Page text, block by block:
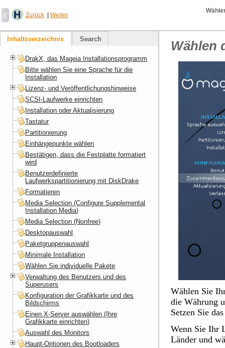
Zurück Weiter
Wählen
Wählen Sie
die Währung
Setzen Sie
Wenn Sie Ihr
Länder und
Inhaltsverzeichnis Search
DrakX, das Mageia Installationsprogramm
Bitte wählen Sie eine Sprache für die
Installation
Lizenz- und Veröffentlichungshinweise
SCSI-Laufwerke einrichten
Installation oder Aktualisierung
Tastatur
Partitionierung
Einhängepunkte wählen
Bestätigen, dass die Festplatte formatiert
wird
Benutzerdefinierte
Laufwerkspartitionierung mit DiskDrake
Formatieren
Media Selection (Configure Supplemental
Installation Media)
Media Selection (Nonfree)
Desktopauswahl
Paketgruppenauswahl
Minimale Installation
Wählen Sie individuelle Pakete
Verwaltung des Benutzers und des
Superusers
Konfiguration der Grafikkarte und des
Bildschirms
Einen X-Server auswählen (Ihre
Grafikkarte einrichten)
Auswahl des Monitors
Haupt-Optionen des Bootloaders